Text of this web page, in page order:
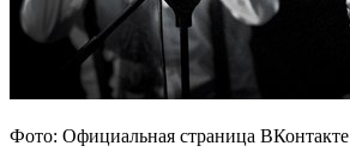
Фото: Официальная страница ВКонтакте